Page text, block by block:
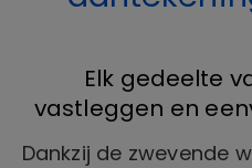
Elk gedeelte
vastleggen en
Dankzij de zwevende